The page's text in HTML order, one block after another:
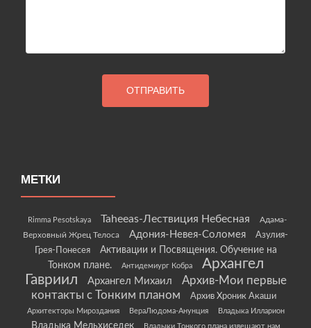
МЕТКИ
Rimma Pesotskaya Taheeas-Лествиция Небесная
Адама-
Верховный Жрец Телоса
Адония-Невея-Соломея
Азулия-
Грея-Понесея
Активации и Посвящения. Обучение на
Тонком плане.
Антидемиург Кобра
Архангел
Гавриил
Архангел Михаил
Архив-Мои первые
контакты с Тонким планом
Архив Хроник Акаши
Архитекторы Мироздания ВераЛюдома-Анунция Владыка Илларион
Владыка Мельхиседек Владыки Тонкого плана извещают нам